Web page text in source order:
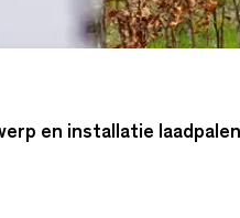
en installatie laadpalen